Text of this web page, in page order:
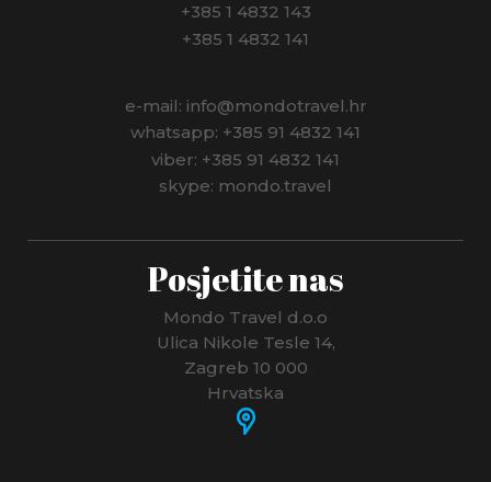
+385 1 4832 143
+385 1 4832 141
e-mail: info@mondotravel.hr
whatsapp: +385 91 4832 141
viber: +385 91 4832 141
skype: mondo.travel
Posjetite nas
Mondo Travel d.o.o
Ulica Nikole Tesle 14,
Zagreb 10 000
Hrvatska